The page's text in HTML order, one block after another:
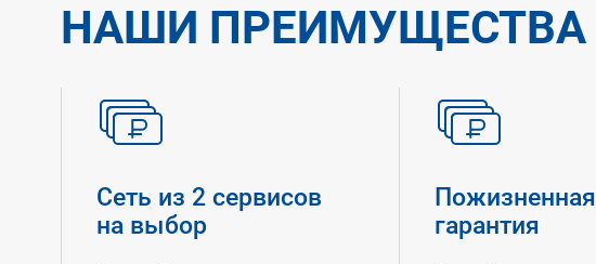
НАШИ ПРЕИМУЩЕСТВА
Сеть из 2 сервисов
на выбор
Пожизненная
гарантия